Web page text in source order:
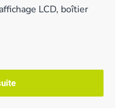
LCD, boîtier